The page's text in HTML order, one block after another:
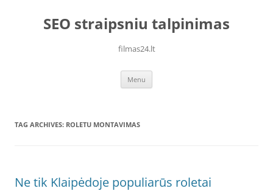
contentSEO straipsniu talpinimas
filmas24.lt
Menu
TAG ARCHIVES: ROLETU MONTAVIMAS
Ne tik Klaipėdoje populiarūs roletai